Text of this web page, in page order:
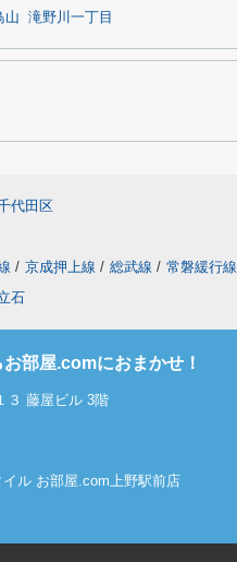
山 滝野川一丁目
代田区
/ 京成押上線 / 総武線 / 常磐緩行線
石
部屋.comにおまかせ！
３ 藤屋ビル 3階
ル お部屋.com上野駅前店